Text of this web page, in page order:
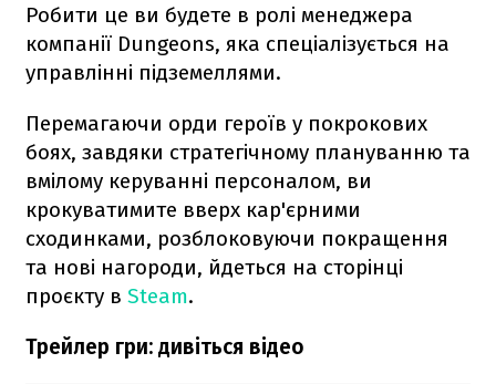
Робити це ви будете в ролі менеджера
компанії Dungeons, яка спеціалізується на
управлінні підземеллями.
Перемагаючи орди героїв у покрокових
боях, завдяки стратегічному плануванню та
вмілому керуванні персоналом, ви
крокуватимите вверх кар'єрними
сходинками, розблоковуючи покращення
та нові нагороди, йдеться на сторінці
проєкту в Steam.
Трейлер гри: дивіться відео